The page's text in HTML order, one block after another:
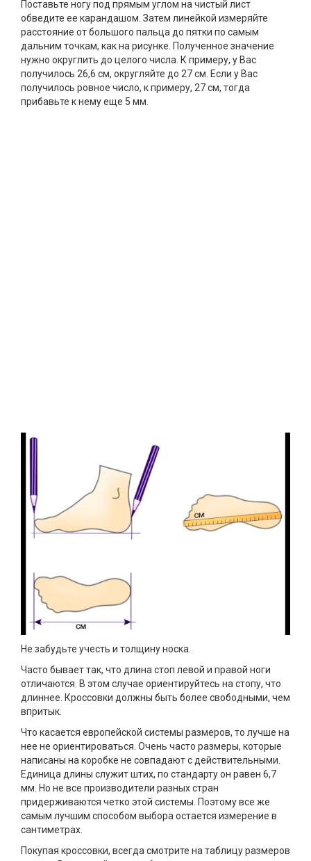
Поставьте ногу под прямым углом на чистый лист
обведите ее карандашом. Затем линейкой измеряйте
расстояние от большого пальца до пятки по самым
дальним точкам, как на рисунке. Полученное значение
нужно округлить до целого числа. К примеру, у Вас
получилось 26,6 см, округляйте до 27 см. Если у Вас
получилось ровное число, к примеру, 27 см, тогда
прибавьте к нему еще 5 мм.
Не забудьте учесть и толщину носка.
Часто бывает так, что длина стоп левой и правой ноги
отличаются. В этом случае ориентируйтесь на стопу, что
длиннее. Кроссовки должны быть более свободными, чем
впритык.
Что касается европейской системы размеров, то лучше на
нее не ориентироваться. Очень часто размеры, которые
написаны на коробке не совпадают с действительными.
Единица длины служит штих, по стандарту он равен 6,7
мм. Но не все производители разных стран
придерживаются четко этой системы. Поэтому все же
самым лучшим способом выбора остается измерение в
сантиметрах.
Покупая кроссовки, всегда смотрите на таблицу размеров